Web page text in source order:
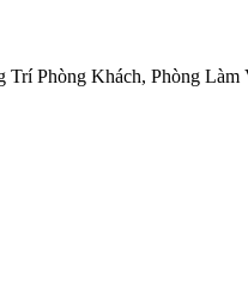
Phòng Khách, Phòng